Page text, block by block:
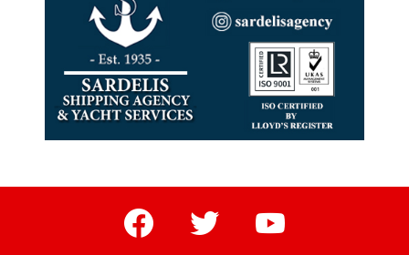
facebook twitter youtube